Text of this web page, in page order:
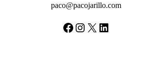
paco@pacojarillo.com
Facebook
Instagram
X LinkedIn